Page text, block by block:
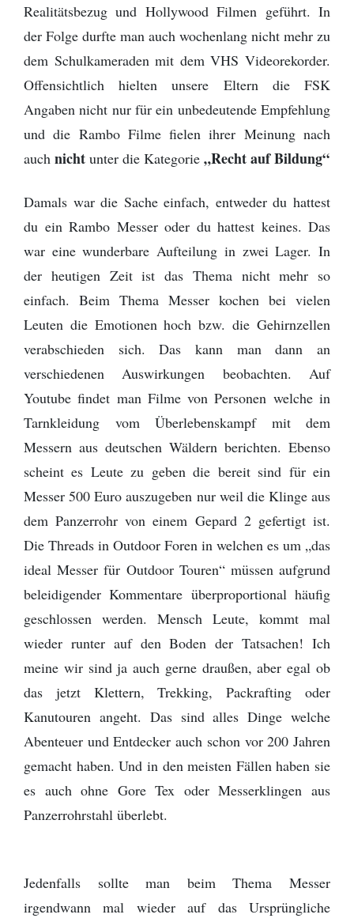
Realitätsbezug und Hollywood Filmen geführt. In
der Folge durfte man auch wochenlang nicht mehr zu
dem Schulkameraden mit dem VHS Videorekorder.
Offensichtlich hielten unsere Eltern die FSK
Angaben nicht nur für ein unbedeutende Empfehlung
und die Rambo Filme fielen ihrer Meinung nach
auch nicht unter die Kategorie „Recht auf Bildung“
Damals war die Sache einfach, entweder du hattest
du ein Rambo Messer oder du hattest keines. Das
war eine wunderbare Aufteilung in zwei Lager. In
der heutigen Zeit ist das Thema nicht mehr so
einfach. Beim Thema Messer kochen bei vielen
Leuten die Emotionen hoch bzw. die Gehirnzellen
verabschieden sich. Das kann man dann an
verschiedenen Auswirkungen beobachten. Auf
Youtube findet man Filme von Personen welche in
Tarnkleidung vom Überlebenskampf mit dem
Messern aus deutschen Wäldern berichten. Ebenso
scheint es Leute zu geben die bereit sind für ein
Messer 500 Euro auszugeben nur weil die Klinge aus
dem Panzerrohr von einem Gepard 2 gefertigt ist.
Die Threads in Outdoor Foren in welchen es um „das
ideal Messer für Outdoor Touren“ müssen aufgrund
beleidigender Kommentare überproportional häufig
geschlossen werden. Mensch Leute, kommt mal
wieder runter auf den Boden der Tatsachen! Ich
meine wir sind ja auch gerne draußen, aber egal ob
das jetzt Klettern, Trekking, Packrafting oder
Kanutouren angeht. Das sind alles Dinge welche
Abenteuer und Entdecker auch schon vor 200 Jahren
gemacht haben. Und in den meisten Fällen haben sie
es auch ohne Gore Tex oder Messerklingen aus
Panzerrohrstahl überlebt.
Jedenfalls sollte man beim Thema Messer
irgendwann mal wieder auf das Ursprüngliche